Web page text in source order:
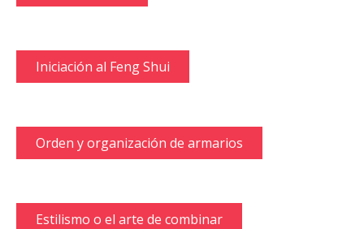
Iniciación al Feng Shui
Orden y organización de armarios
Estilismo o el arte de combinar